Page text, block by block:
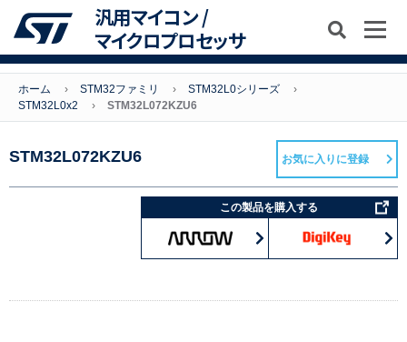
汎用マイコン /
マイクロプロセッサ
ホーム STM32ファミリ
STM32L0シリーズ
STM32L0x2
STM32L072KZU6
STM32L072KZU6
この製品を購入する
お気に入りに登録